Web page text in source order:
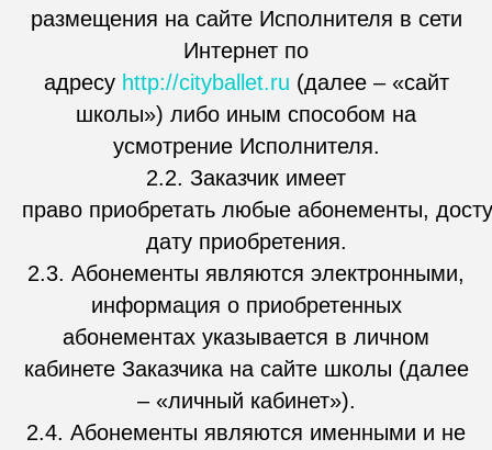
размещения на сайте Исполнителя в сети
Интернет по
адресу http://cityballet.ru (далее – «сайт
школы») либо иным способом на
усмотрение Исполнителя.
2.2. Заказчик имеет
право приобретать любые абонементы,
дату приобретения.
2.3. Абонементы являются электронными,
информация о приобретенных
абонементах указывается в личном
кабинете Заказчика на сайте школы (далее
– «личный кабинет»).
2.4. Абонементы являются именными и не